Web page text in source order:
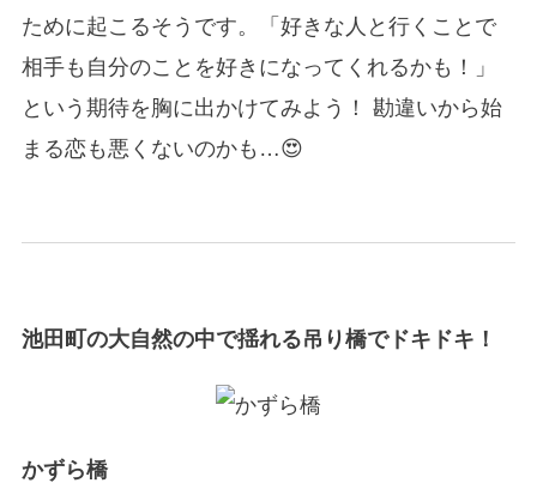
ために起こるそうです。「好きな人と行くことで
相手も自分のことを好きになってくれるかも！」
という期待を胸に出かけてみよう！ 勘違いから始
まる恋も悪くないのかも…😍
池田町の大自然の中で揺れる吊り橋でドキドキ！
かずら橋